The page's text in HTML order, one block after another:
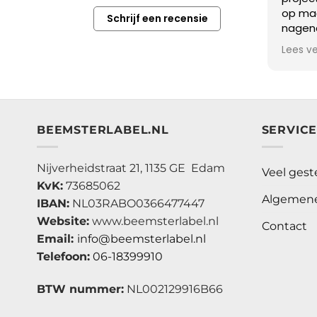
Schrijf een recensie
op
zitten!
dagen
We
Lees
BEEMSTERLABEL.NL
Nijverheidstraat 21, 1135 GE Edam
KvK: 73685062
IBAN: NL03RABO0366477447
Website: www.beemsterlabel.nl
Email: info@beemsterlabel.nl
Telefoon: 06-18399910
BTW nummer: NL002129916B66
SERVICE
Veel
Contact